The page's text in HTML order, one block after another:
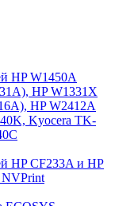
HP W1450A
HP W1331X
HP W2412A
Kyocera TK-
HP CF233A и HP
NVPrint